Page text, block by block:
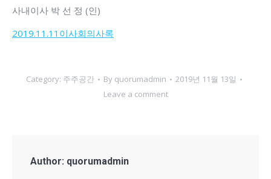
사내이사 박 선 정 (인)
2019.11.11이사회의사록
Category: 주주공간 By quorumadmin
2019년 11월 13일
Leave a comment
Author: quorumadmin